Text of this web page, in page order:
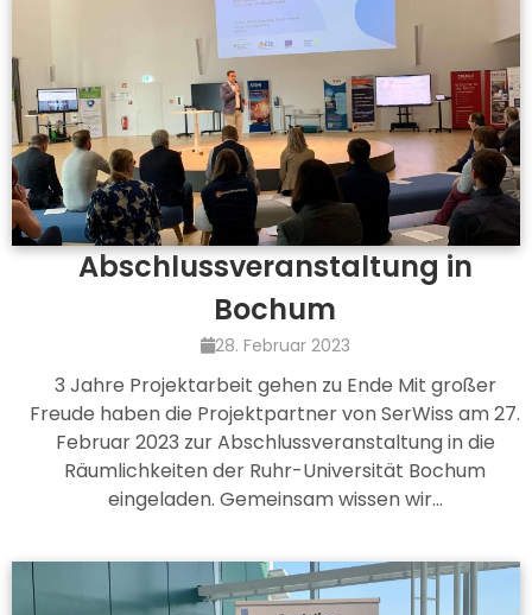
Abschlussveranstaltung in
Bochum
28. Februar 2023
3 Jahre Projektarbeit gehen zu Ende Mit großer
Freude haben die Projektpartner von SerWiss am 27.
Februar 2023 zur Abschlussveranstaltung in die
Räumlichkeiten der Ruhr-Universität Bochum
eingeladen. Gemeinsam wissen wir…